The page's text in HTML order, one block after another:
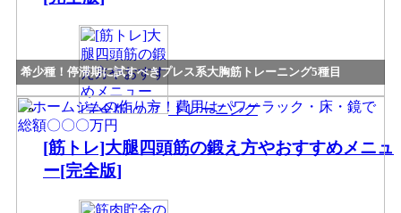
希少種！停滞期に試すべきプレス系大胸筋トレーニング5種目
トレーニング
[筋トレ]大腿四頭筋の鍛え方やおすすめメニュ
ー[完全版]